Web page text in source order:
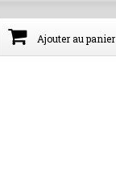
Ajouter au panier